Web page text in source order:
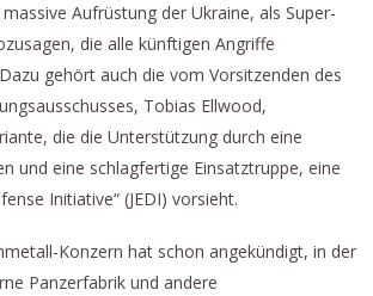
Aufrüstung der Ukraine, als Super-
die alle künftigen Angriffe
gehört auch die vom Vorsitzenden des
Tobias Ellwood,
die die Unterstützung durch eine
und eine schlagfertige Einsatztruppe, eine
Initiative“ (JEDI) vorsieht.
Konzern hat schon angekündigt, in der
Panzerfabrik und andere